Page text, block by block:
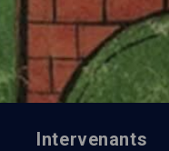
Intervenants